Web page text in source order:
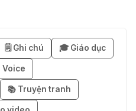
phí 3–6 tháng
tháng ChatGPT Plus
🗒️ Ghi chú 🎓 Giáo dục
📚 Truyện tranh